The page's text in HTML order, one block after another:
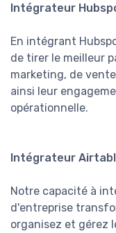
Intégrateur
En intégrant
de tirer le meilleur
marketing, de
ainsi leur
opérationnelle.
Intégrateur
Notre capacité à
d'entreprise
organisez et gérez